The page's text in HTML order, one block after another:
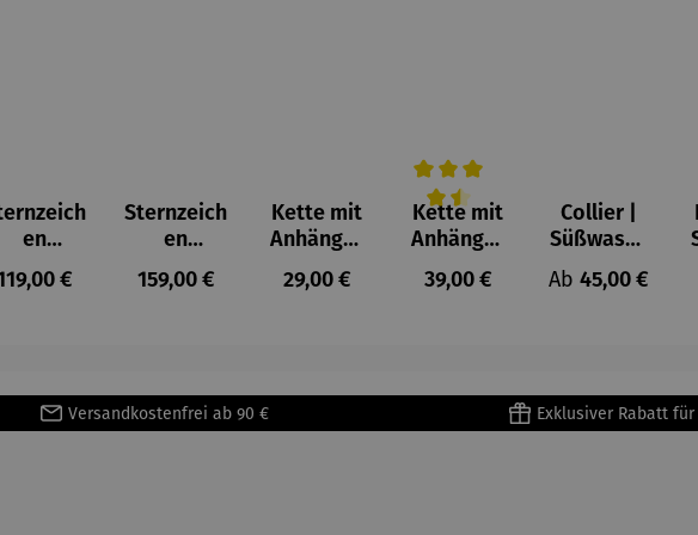
en
Anhänger
| 333
Preis:
€
Sternzeich
en
Anhänger
| 333
Regulärer Preis:
159,00 €
Kette mit
Anhänger
Engel
Regulärer Preis:
29,00 €
Durchschnittliche Bewertung von
Kette mit
Anhänger
| Bicolor
Engel
Regulärer Preis:
39,00 €
Collier |
Süßwasse
rperlen
Regulärer Preis:
Ab 45,00 €
Versandkostenfrei ab 90 € Exklusiver Rabatt